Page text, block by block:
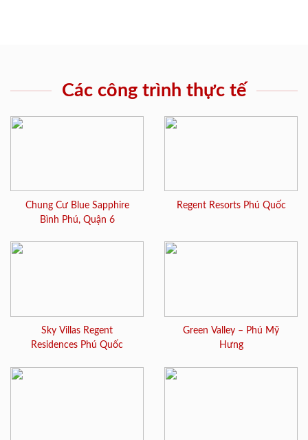
Các công trình thực tế
Chung Cư Blue Sapphire
Bình Phú, Quận 6
Regent Resorts Phú Quốc
Sky Villas Regent
Residences Phú Quốc
Green Valley – Phú Mỹ
Hưng